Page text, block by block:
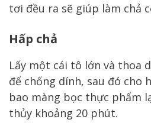
tơi đều ra sẽ giúp làm chả
Hấp chả
Lấy một cái tô lớn và thoa
để chống dính, sau đó cho
bao màng bọc thực phẩm
thủy khoảng 20 phút.